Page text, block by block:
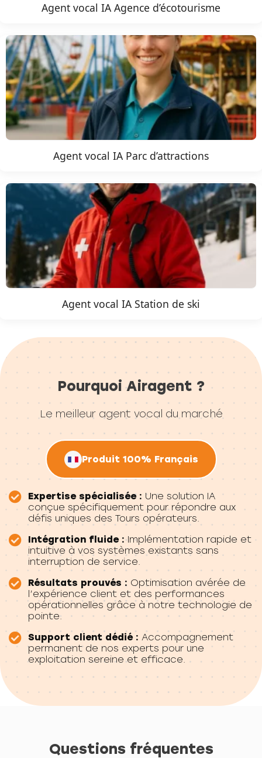
Agent vocal IA Agence d’écotourisme
Agent vocal IA Parc d’attractions
Agent vocal IA Station de ski
Pourquoi Airagent ?
Le meilleur agent vocal du marché
Produit 100% Français
Expertise spécialisée : Une solution IA
conçue spécifiquement pour répondre aux
défis uniques des Tours opérateurs.
Intégration fluide :Implémentation rapide et
intuitive à vos systèmes existants sans
interruption de service.
Résultats prouvés : Optimisation avérée de
l’expérience client et des performances
opérationnelles grâce à notre technologie de
pointe.
Support client dédié : Accompagnement
permanent de nos experts pour une
exploitation sereine et efficace.
Questions fréquentes